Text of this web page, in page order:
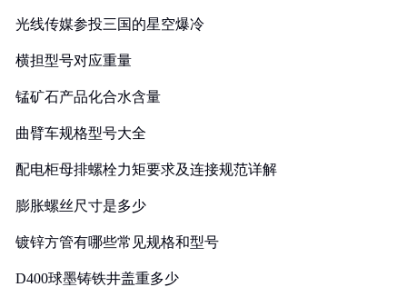
光线传媒参投三国的星空爆冷
横担型号对应重量
锰矿石产品化合水含量
曲臂车规格型号大全
配电柜母排螺栓力矩要求及连接规范详解
膨胀螺丝尺寸是多少
镀锌方管有哪些常见规格和型号
D400球墨铸铁井盖重多少